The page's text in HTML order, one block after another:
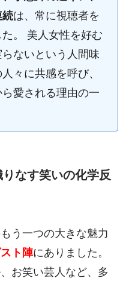
続は、常に視聴者を
。 美人女性を好む
ないという人間味
々に共感を呼び、
愛される理由の一
なす笑いの化学反
う一つの大きな魅力
ト陣にありました。
お笑い芸人など、多